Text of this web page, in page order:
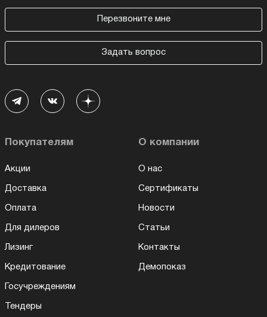
Перезвоните мне
Задать вопрос
Покупателям
Акции
Доставка
Оплата
Для дилеров
Лизинг
Кредитование
Госучреждениям
Тендеры
О компании
О нас
Сертификаты
Новости
Статьи
Контакты
Демопоказ